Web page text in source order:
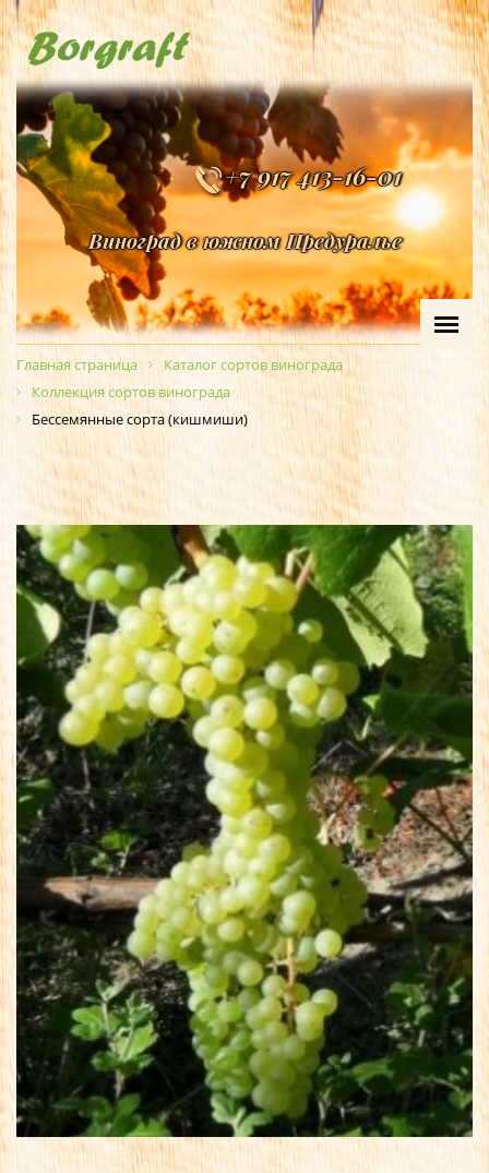
+7 917 413-16-01
Виноград в южном Предуралье
Главная страница
Каталог сортов винограда
Коллекция сортов винограда
Бессемянные сорта (кишмиши)